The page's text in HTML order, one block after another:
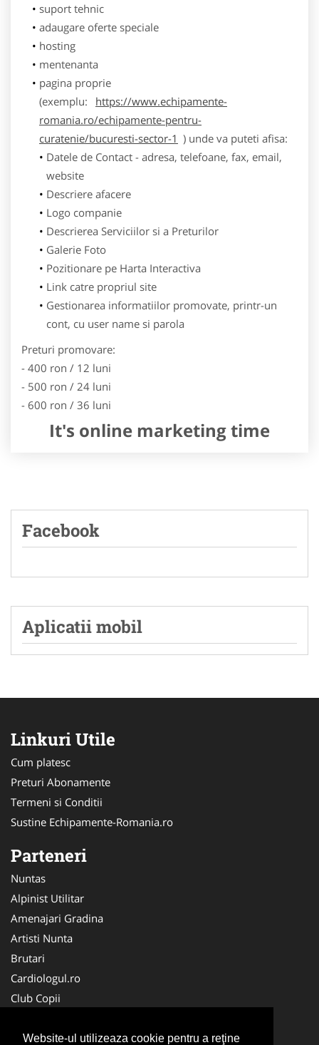
Website-ul utilizeaza cookie pentru a reţine
suport tehnic
adaugare oferte speciale
hosting
mentenanta
pagina proprie
(exemplu:
https://www.echipamente-
romania.ro/echipamente-pentru-
curatenie/bucuresti-sector-1 ) unde va puteti afisa:
Datele de Contact - adresa, telefoane, fax, email,
website
Descriere afacere
Logo companie
Descrierea Serviciilor si a Preturilor
Galerie Foto
Pozitionare pe Harta Interactiva
Link catre propriul site
Gestionarea informatiilor promovate, printr-un
cont, cu user name si parola
Preturi promovare:
- 400 ron / 12 luni
- 500 ron / 24 luni
- 600 ron / 36 luni
It's online marketing time
Facebook
Aplicatii mobil
Linkuri Utile
Cum platesc
Preturi Abonamente
Termeni si Conditii
Sustine Echipamente-Romania.ro
Parteneri
Nuntas
Alpinist Utilitar
Amenajari Gradina
Artisti Nunta
Brutari
Cardiologul.ro
Club Copii
Ambalaje Romania